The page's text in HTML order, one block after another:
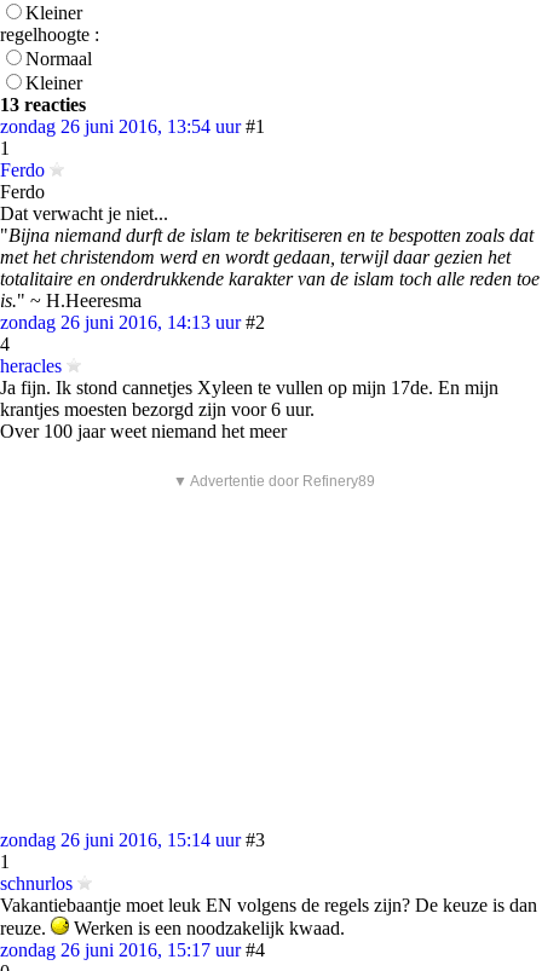
Kleiner
regelhoogte :
Normaal
Kleiner
13 reacties
zondag 26 juni 2016, 13:54 uur #1
1
Ferdo
Ferdo
Dat verwacht je niet...
"Bijna niemand durft de islam te bekritiseren en te bespotten zoals dat
met het christendom werd en wordt gedaan, terwijl daar gezien het
totalitaire en onderdrukkende karakter van de islam toch alle reden toe
is." ~ H.Heeresma
zondag 26 juni 2016, 14:13 uur #2
4
heracles
Ja fijn. Ik stond cannetjes Xyleen te vullen op mijn 17de. En mijn
krantjes moesten bezorgd zijn voor 6 uur.
Over 100 jaar weet niemand het meer
▼ Advertentie door Refinery89
zondag 26 juni 2016, 15:14 uur #3
1
schnurlos
Vakantiebaantje moet leuk EN volgens de regels zijn? De keuze is dan
reuze.
Werken is een noodzakelijk kwaad.
zondag 26 juni 2016, 15:17 uur #4